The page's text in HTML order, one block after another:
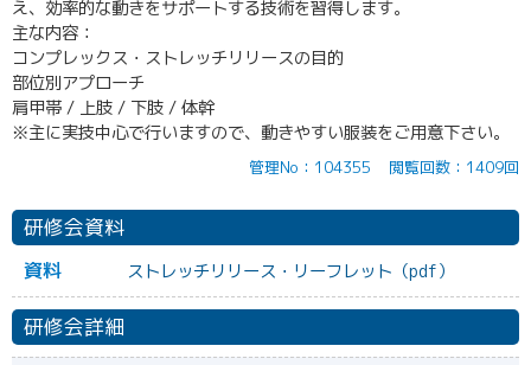
え、効率的な動きをサポートする技術を習得します。
主な内容：
コンプレックス・ストレッチリリースの目的
部位別アプローチ
肩甲帯 / 上肢 / 下肢 / 体幹
※主に実技中心で行いますので、動きやすい服装をご用意下さい。
管理No：104355 閲覧回数：1409回
研修会資料
資料 ストレッチリリース・リーフレット（pdf）
研修会詳細